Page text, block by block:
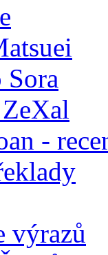
Sora
-
výrazů